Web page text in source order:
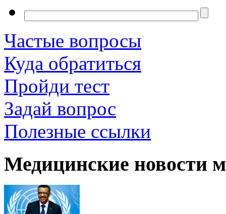
Частые вопросы
Куда обратиться
Пройди тест
Задай вопрос
Полезные ссылки
Медицинские новости